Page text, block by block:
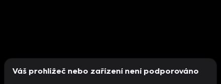
Váš prohlížeč nebo zařízení není podporováno